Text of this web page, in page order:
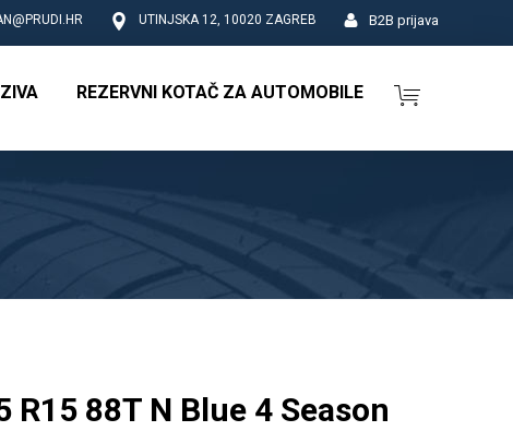
B2B prijava
UTINJSKA 12, 10020 ZAGREB
REZERVNI KOTAČ ZA AUTOMOBILE
R15 88T N Blue 4 Season